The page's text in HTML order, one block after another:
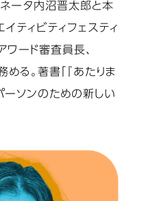
ータ内沼晋太郎と本
ティビティフェスティ
ード審査員長、
る。著書「『あたりま
ーソンのための新しい